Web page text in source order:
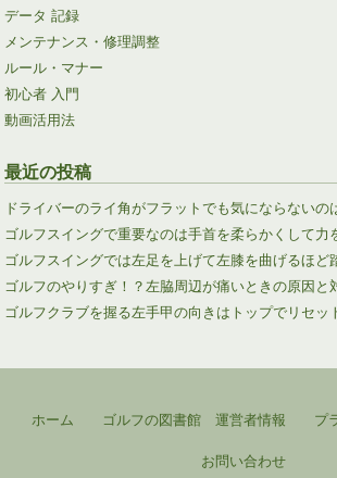
データ 記録
メンテナンス・修理調整
ルール・マナー
初心者 入門
動画活用法
最近の投稿
ドライバーのライ角がフラットでも気にならないの
ゴルフスイングで重要なのは手首を柔らかくして力
ゴルフスイングでは左足を上げて左膝を曲げるほど
ゴルフのやりすぎ！？左脇周辺が痛いときの原因と
ゴルフクラブを握る左手甲の向きはトップでリセッ
ホーム ゴルフの図書館 運営者情報
プ
お問い合わせ